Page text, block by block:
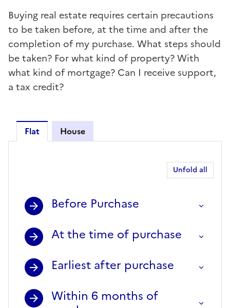
Buying real estate requires certain precautions
to be taken before, at the time and after the
completion of my purchase. What steps should
be taken? For what kind of property? With
what kind of mortgage? Can I receive support,
a tax credit?
Flat House
Unfold all
Before Purchase
At the time of purchase
Earliest after purchase
Within 6 months of